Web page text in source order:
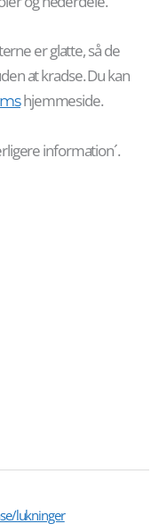
er glatte, så de
at kradse. Du kan
hjemmeside.
information´.
lukninger